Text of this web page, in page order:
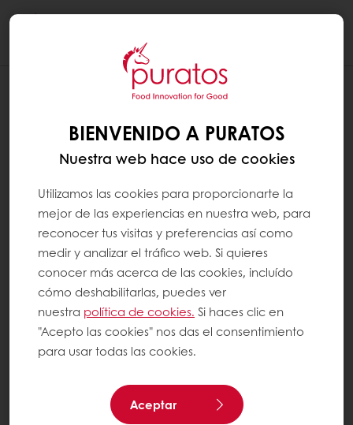
BIENVENIDO A PURATOS
Nuestra web hace uso de cookies
Utilizamos las cookies para proporcionarte la
mejor de las experiencias en nuestra web, para
reconocer tus visitas y preferencias así como
medir y analizar el tráfico web. Si quieres
conocer más acerca de las cookies, incluído
cómo deshabilitarlas, puedes ver
nuestra política de cookies. Si haces clic en
"Acepto las cookies" nos das el consentimiento
para usar todas las cookies.
Aceptar